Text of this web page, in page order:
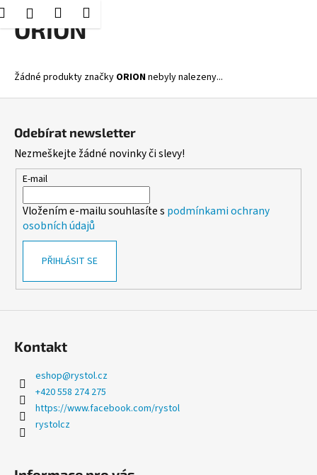
Přejít
HledatPřihlášení
Nákupní
košík
Menu
ORION
Žádné produkty značky ORIONnebyly nalezeny...
K
o
Zpět
Zpět
C
o
o
t
ř
e
b
u
n
j
t
?
Odebírat newsletter
Nezmeškejte žádné novinky či slevy!
E-mail
Vložením e-mailu souhlasíte s podmínkami ochrany
osobních údajů
PŘIHLÁSIT SE
Kontakt
eshop@rystol.cz
+420 558 274 275
https://www.facebook.com/rystol
rystolcz